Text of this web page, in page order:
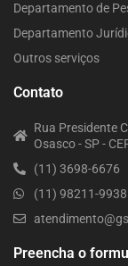
Departamento de
Departamento
Outros serviços
Contato
Rua Presidente
Osasco - SP -
(11) 3698-6676
(11) 98211-9938
Preencha o